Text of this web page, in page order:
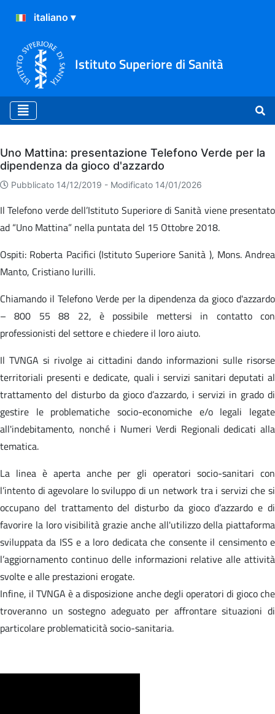
Istituto Superiore di Sanità
Archivio
Uno Mattina: presentazione Telefono Verde per la
dipendenza da gioco d'azzardo
Pubblicato 14/12/2019 - Modificato 14/01/2026
Il Telefono verde dell’Istituto Superiore di Sanità viene presentato
ad “Uno Mattina” nella puntata del 15 Ottobre 2018.
Ospiti: Roberta Pacifici (Istituto Superiore Sanità ), Mons. Andrea
Manto, Cristiano Iurilli.
Chiamando il Telefono Verde per la dipendenza da gioco d'azzardo
– 800 55 88 22, è possibile mettersi in contatto con
professionisti del settore e chiedere il loro aiuto.
Il TVNGA si rivolge ai cittadini dando informazioni sulle risorse
territoriali presenti e dedicate, quali i servizi sanitari deputati al
trattamento del disturbo da gioco d’azzardo, i servizi in grado di
gestire le problematiche socio-economiche e/o legali legate
all'indebitamento, nonché i Numeri Verdi Regionali dedicati alla
tematica.
La linea è aperta anche per gli operatori socio-sanitari con
l’intento di agevolare lo sviluppo di un network tra i servizi che si
occupano del trattamento del disturbo da gioco d’azzardo e di
favorire la loro visibilità grazie anche all'utilizzo della piattaforma
sviluppata da ISS e a loro dedicata che consente il censimento e
l’aggiornamento continuo delle informazioni relative alle attività
svolte e alle prestazioni erogate.
Infine, il TVNGA è a disposizione anche degli operatori di gioco che
troveranno un sostegno adeguato per affrontare situazioni di
particolare problematicità socio-sanitaria.